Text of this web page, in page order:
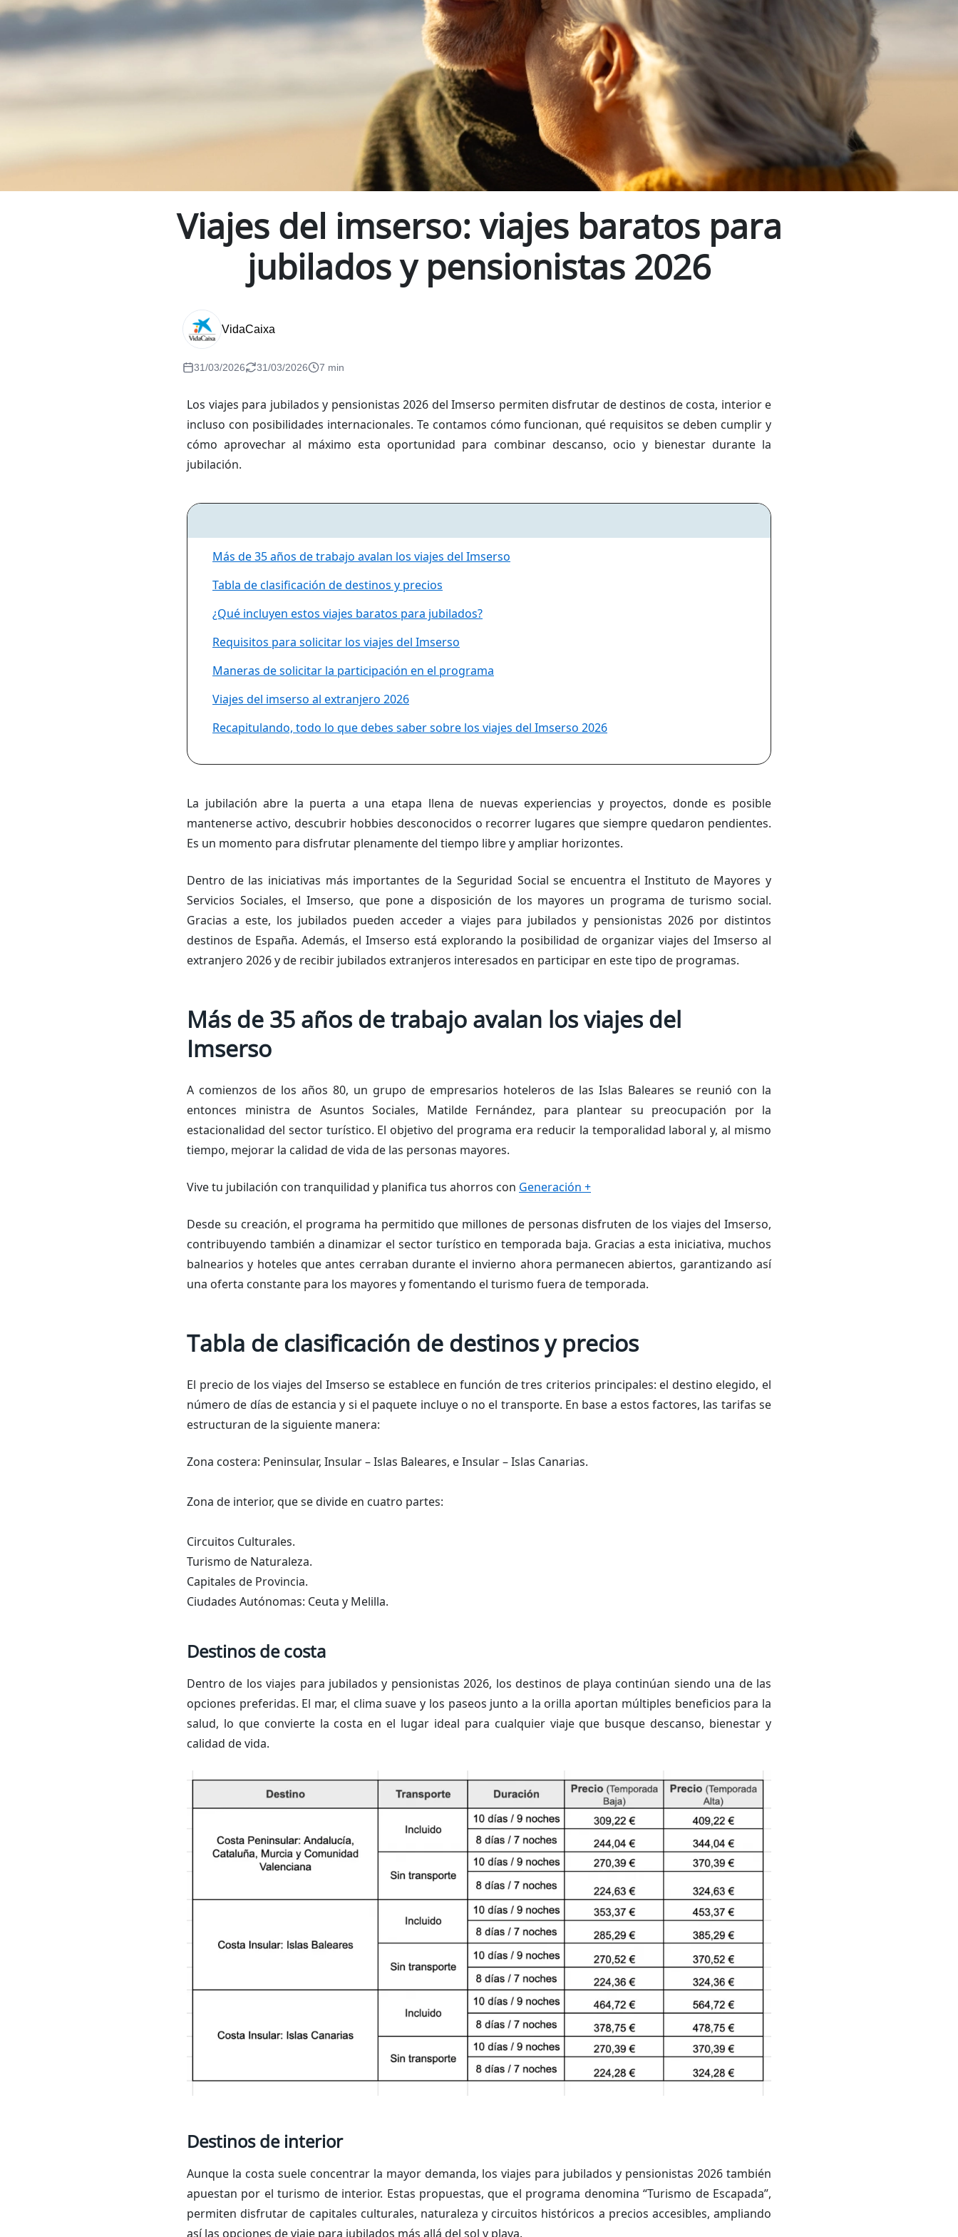
Viajes del imserso: viajes baratos para
jubilados y pensionistas 2026
VidaCaixa
31/03/2026 31/03/2026 7 min
Los viajes para jubilados y pensionistas 2026 del Imserso permiten disfrutar de destinos de costa, interior e
incluso con posibilidades internacionales. Te contamos cómo funcionan, qué requisitos se deben cumplir y
cómo aprovechar al máximo esta oportunidad para combinar descanso, ocio y bienestar durante la
jubilación.
Más de 35 años de trabajo avalan los viajes del Imserso
Tabla de clasificación de destinos y precios
¿Qué incluyen estos viajes baratos para jubilados?
Requisitos para solicitar los viajes del Imserso
Maneras de solicitar la participación en el programa
Viajes del imserso al extranjero 2026
Recapitulando, todo lo que debes saber sobre los viajes del Imserso 2026
La jubilación abre la puerta a una etapa llena de nuevas experiencias y proyectos, donde es posible
mantenerse activo, descubrir hobbies desconocidos o recorrer lugares que siempre quedaron pendientes.
Es un momento para disfrutar plenamente del tiempo libre y ampliar horizontes.
Dentro de las iniciativas más importantes de la Seguridad Social se encuentra el Instituto de Mayores y
Servicios Sociales, el Imserso, que pone a disposición de los mayores un programa de turismo social.
Gracias a este, los jubilados pueden acceder a viajes para jubilados y pensionistas 2026 por distintos
destinos de España. Además, el Imserso está explorando la posibilidad de organizar viajes del Imserso al
extranjero 2026 y de recibir jubilados extranjeros interesados en participar en este tipo de programas.
Más de 35 años de trabajo avalan los viajes del
Imserso
A comienzos de los años 80, un grupo de empresarios hoteleros de las Islas Baleares se reunió con la
entonces ministra de Asuntos Sociales, Matilde Fernández, para plantear su preocupación por la
estacionalidad del sector turístico. El objetivo del programa era reducir la temporalidad laboral y, al mismo
tiempo, mejorar la calidad de vida de las personas mayores.
Vive tu jubilación con tranquilidad y planifica tus ahorros con Generación +
Desde su creación, el programa ha permitido que millones de personas disfruten de los viajes del Imserso,
contribuyendo también a dinamizar el sector turístico en temporada baja. Gracias a esta iniciativa, muchos
balnearios y hoteles que antes cerraban durante el invierno ahora permanecen abiertos, garantizando así
una oferta constante para los mayores y fomentando el turismo fuera de temporada.
Tabla de clasificación de destinos y precios
El precio de los viajes del Imserso se establece en función de tres criterios principales: el destino elegido, el
número de días de estancia y si el paquete incluye o no el transporte. En base a estos factores, las tarifas se
estructuran de la siguiente manera:
Zona costera: Peninsular, Insular – Islas Baleares, e Insular – Islas Canarias.
Zona de interior, que se divide en cuatro partes:
Circuitos Culturales.
Turismo de Naturaleza.
Capitales de Provincia.
Ciudades Autónomas: Ceuta y Melilla.
Destinos de costa
Dentro de los viajes para jubilados y pensionistas 2026, los destinos de playa continúan siendo una de las
opciones preferidas. El mar, el clima suave y los paseos junto a la orilla aportan múltiples beneficios para la
salud, lo que convierte la costa en el lugar ideal para cualquier viaje que busque descanso, bienestar y
calidad de vida.
Destinos de interior
Aunque la costa suele concentrar la mayor demanda, los viajes para jubilados y pensionistas 2026 también
apuestan por el turismo de interior. Estas propuestas, que el programa denomina “Turismo de Escapada”,
permiten disfrutar de capitales culturales, naturaleza y circuitos históricos a precios accesibles, ampliando
así las opciones de viaje para jubilados más allá del sol y playa.